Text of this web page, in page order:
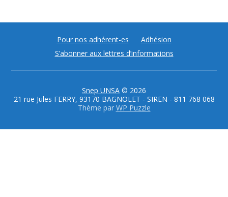
Pour nos adhérent-es
Adhésion
S’abonner aux lettres d’informations
Snep UNSA © 2026
21 rue Jules FERRY, 93170 BAGNOLET - SIREN - 811 768 068
Thème par WP Puzzle